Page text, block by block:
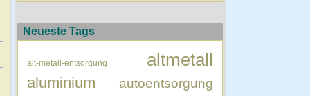
Neueste Tags
alt-metall-entsorgung altmetall
aluminium autoentsorgung